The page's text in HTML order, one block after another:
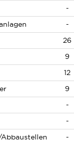
-
-
26
9
12
9
-
-
-